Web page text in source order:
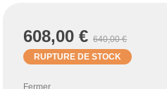
608,00 € 640,00 €
RUPTURE DE STOCK
Fermer